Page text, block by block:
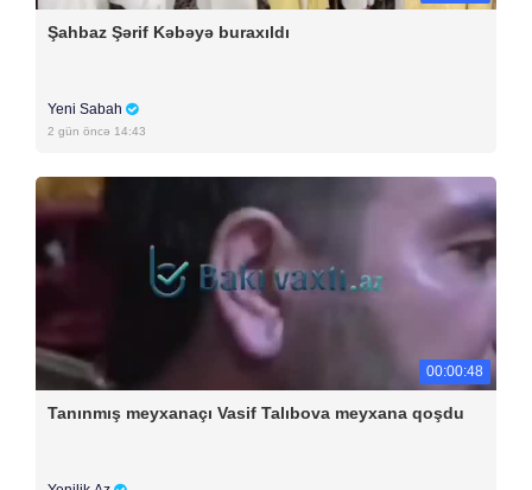
Şahbaz Şərif Kəbəyə buraxıldı
Yeni Sabah
2 gün öncə 14:43
00:00:48
Tanınmış meyxanaçı Vasif Talıbova meyxana qoşdu